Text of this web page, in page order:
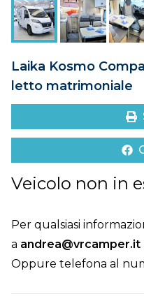
DOVE SIAMO
CONTATTI
Laika Kosmo
letto matrimoniale
Veicolo non in
Per qualsiasi
a andrea@vrcamper.it
Oppure telefona al